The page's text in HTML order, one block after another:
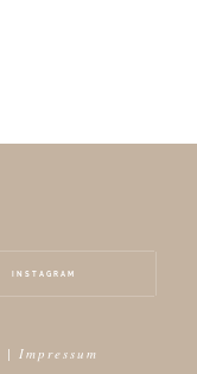
INSTAGRAM
|Impressum